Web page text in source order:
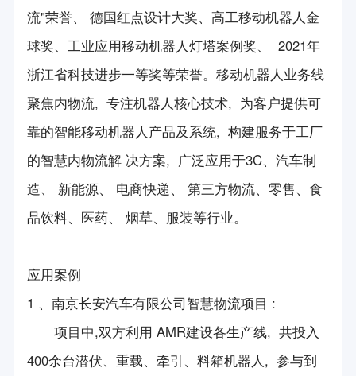
科技志愿服务队
服务队介绍
服务队活动
流"荣誉、 德国红点设计大奖、高工移动机器人金
球奖、工业应用移动机器人灯塔案例奖、 2021年
浙江省科技进步一等奖等荣誉。移动机器人业务线
聚焦内物流, 专注机器人核心技术, 为客户提供可
靠的智能移动机器人产品及系统, 构建服务于工厂
的智慧内物流解 决方案, 广泛应用于3C、汽车制
造、 新能源、 电商快递、 第三方物流、零售、食
品饮料、医药、 烟草、服装等行业。
应用案例
1 、南京长安汽车有限公司智慧物流项目 :
项目中,双方利用 AMR建设各生产线, 共投入
400余台潜伏、重载、牵引、料箱机器人, 参与到